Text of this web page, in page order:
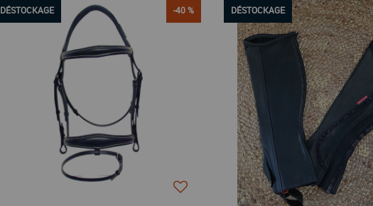
DÉSTOCKAGE -40 % DÉSTOCKAGE